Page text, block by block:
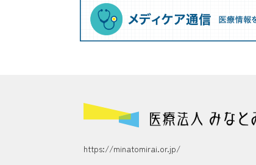
https://minatomirai.or.jp/